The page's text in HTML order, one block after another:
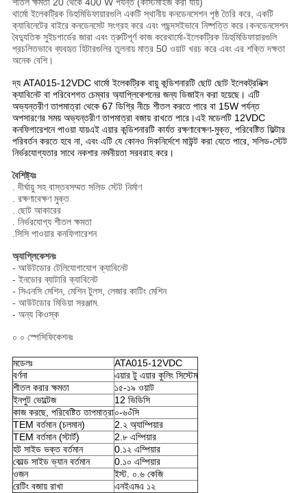
শীতল ক্ষমতা 20 থেকে 400 W পর্যন্ত (কাস্টমাইজ করা যায়)
থার্মো ইলেকট্রিক ডিহুমিডিফায়ারগুলি একটি স্থানীয় কনডেনসেশন পৃষ্ঠ তৈরি করে, একটি
ক্যাবিনেটের বাইরে কনডেনসেট সংগ্রহ করে এবং পছন্দসইভাবে নিষ্পত্তি করে।কনডেনসেশন
বৈদ্যুতিক সুইচগার্ডের জারা এবং ত্রুটিপূর্ণ কাজ করেথার্মো-ইলেকট্রিক ডিহুমিডিফায়ারগুলি
প্রচলিতভাবে ব্যবহৃত হিটারগুলির তুলনায় মাত্র 50 ওয়াট খরচ করে এবং এর শক্তি দক্ষতা
অনেক বেশি।
দ্য ATA015-12VDC থার্মো ইলেকট্রিক বায়ু কন্ডিশনারটি ছোট ছোট ইলেকট্রনিক্স
ক্যাবিনেট বা পরিবেশগত চেম্বার অ্যাপ্লিকেশনের জন্য ডিজাইন করা হয়েছে। এটি
অভ্যন্তরীণ তাপমাত্রা থেকে 67 ডিগ্রি নীচে শীতল করতে পারে বা 15W পর্যন্ত
অপসারণের সময় অভ্যন্তরীণ তাপমাত্রা বজায় রাখতে পারে।এই মডেলটি 12VDC
কনফিগারেশনে পাওয়া যায়এই এয়ার কন্ডিশনারটি কার্যত রক্ষণাবেক্ষণ-মুক্ত, পরিবেষ্টিত ফিল্টার
পরিবর্তন করতে হবে না, এবং এটি যে কোনও দিকনির্দেশে মাউন্ট করা যেতে পারে, সলিড-স্টেট
নির্ভরযোগ্যতার সাথে নকশার নমনীয়তা সরবরাহ করে।
বৈশিষ্ট্যঃ
. দীর্ঘায়ু সহ বাস্তবসম্মত সলিড স্টেট নির্মাণ
. রক্ষণাবেক্ষণ মুক্ত
. ছোট আকারের
. নির্ভরযোগ্য শীতল ক্ষমতা
.সিসি পাওয়ার কনফিগারেশন
অ্যাপ্লিকেশনঃ
- আউটডোর টেলিযোগাযোগ ক্যাবিনেট
- ইনডোর ব্যাটারি ক্যাবিনেট
- সিএনসি মেশিন, মেশিন টুলস, লেজার কাটিং মেশিন
- আউটডোর মিডিয়া সরঞ্জাম.
- অন্য কিওস্ক
০ ০ স্পেসিফিকেশনঃ
মডেলঃ
ATA015-12VDC
বর্ণনা
এয়ার টু এয়ার কুলিং সিস্টেম
শীতল করার ক্ষমতা
১৫-১৯ ওয়াট
ইনপুট ভোল্টেজ
12 ভিডিসি
কাজ করছে, পরিবেষ্টিত তাপমাত্রা০-৬০সি
TEM বর্তমান (চলমান)
2.২ অ্যাম্পিয়ার
TEM বর্তমান (স্টার্ট)
2.৮ এম্পিয়ার
হট সাইড ভক্ত বর্তমান
0.১২ এম্পিয়ার
কোল্ড সাইড ভ্যান বর্তমান
0.১০ এম্পিয়ার
ওজন
ইস্ট. ০.৬ কেজি
রেটিং বজায় রাখা
এনইএমএ ১২